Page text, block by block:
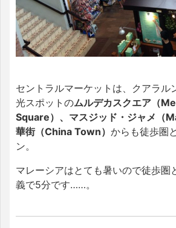
セントラルマーケットは、クアラル
光スポットのムルデカスクエア（
Square）、マスジッド・ジャメ（
華街（China Town） からも徒歩圏
ン。
マレーシアはとても暑いので徒歩圏
義で5分です……。